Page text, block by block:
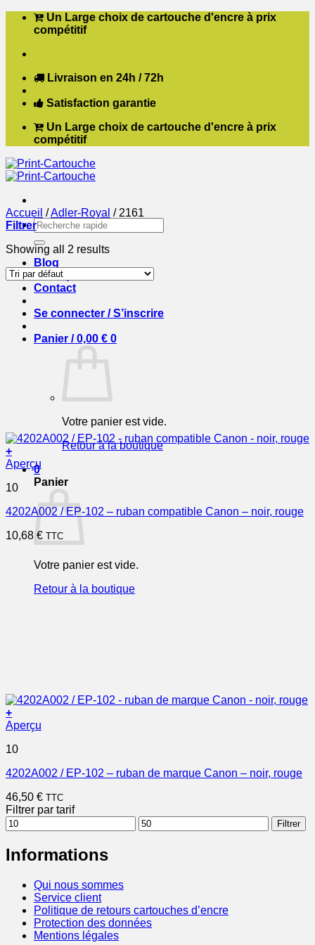
Passer Un Large choix de cartouche d'encre à prix
compétitif
Livraison en 24h / 72h
Satisfaction garantie
Un Large choix de cartouche d'encre à prix
compétitif
Recherche
pour :
Blog
Boutique
Contact
Se connecter / S’inscrire
Panier /0,00 € 0
Votre panier est vide.
Retour à la boutique
0
Panier
Votre panier est vide.
Retour à la boutique
Accueil /Adler-Royal /2161
Filtrer
Showing all 2 results
+
Aperçu
10
4202A002 / EP-102 – ruban compatible Canon – noir, rouge
10,68 € TTC
+
Aperçu
10
4202A002 / EP-102 – ruban de marque Canon – noir, rouge
46,50 € TTC
Filtrer par tarif
Prix
min
Prix
max
Filtrer
Informations
Qui nous sommes
Service client
Politique de retours cartouches d’encre
Protection des données
Mentions légales